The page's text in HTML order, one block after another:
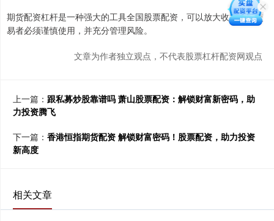
期货配资杠杆是一种强大的工具全国股票配资，可以放大收益。但交
易者必须谨慎使用，并充分管理风险。
文章为作者独立观点，不代表股票杠杆配资网观点
上一篇： 跟私募炒股靠谱吗 萧山股票配资：解锁财富新密码，助
力投资腾飞
下一篇： 香港恒指期货配资 解锁财富密码！股票配资，助力投资
新高度
相关文章